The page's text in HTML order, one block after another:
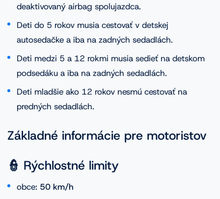
deaktivovaný airbag spolujazdca.
Deti do 5 rokov musia cestovať v detskej
autosedačke a iba na zadných sedadlách.
Deti medzi 5 a 12 rokmi musia sedieť na detskom
podsedáku a iba na zadných sedadlách.
Deti mladšie ako 12 rokov nesmú cestovať na
predných sedadlách.
Základné informácie pre motoristov
👮 Rýchlostné limity
obce: 50 km/h